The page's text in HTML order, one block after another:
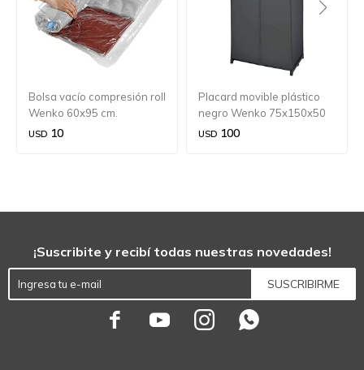
Bolsa vacío compresión roll
Wenko 60x95 cm.
USD 10
Placard movible plástico
negro Wenko 75x150x50
cm.
USD 100
¡Suscribite y recibí todas nuestras novedades!
SUSCRIBIRME
   